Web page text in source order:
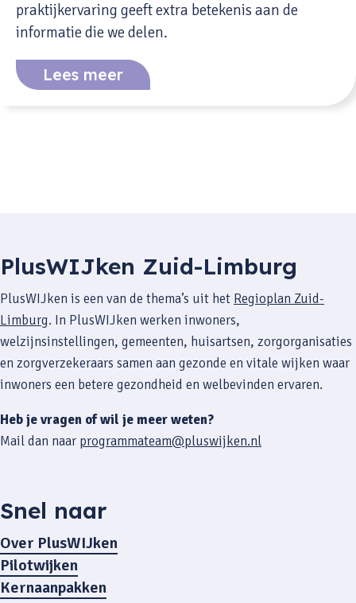
praktijkervaring geeft extra betekenis aan de
informatie die we delen.
Lees meer
PlusWIJken Zuid-Limburg
PlusWIJken is een van de thema’s uit het Regioplan Zuid-
Limburg. In PlusWIJken werken inwoners,
welzijnsinstellingen, gemeenten, huisartsen, zorgorganisaties
en zorgverzekeraars samen aan gezonde en vitale wijken waar
inwoners een betere gezondheid en welbevinden ervaren.
Heb je vragen of wil je meer weten?
Mail dan naar programmateam@pluswijken.nl
Snel naar
Over PlusWIJken
Pilotwijken
Kernaanpakken